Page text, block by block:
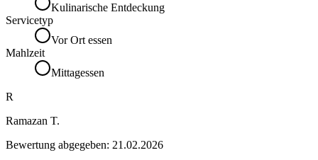
Kulinarische Entdeckung
Servicetyp
Vor Ort essen
Mahlzeit
Mittagessen
R
Ramazan T.
Bewertung abgegeben: 21.02.2026